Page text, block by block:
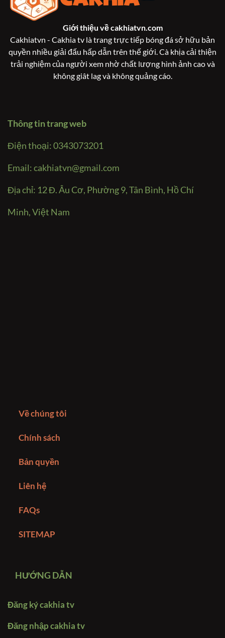
Giới thiệu vềcakhiatvn.com
Cakhiatvn - Cakhia tv là trang trực tiếp bóng đá sở hữu bản
quyền nhiều giải đấu hấp dẫn trên thế giới. Cà khịa cải thiện
trải nghiệm của người xem nhờ chất lượng hình ảnh cao và
không giât lag và không quảng cáo.
Thông tin trang web
Điện thoại: 0343073201
Email:cakhiatvn@gmail.com
Địa chỉ: 12 Đ. Âu Cơ, Phường 9, Tân Bình, Hồ Chí
Minh, Việt Nam
Về chúng tôi
Chính sách
Bản quyền
Liên hệ
FAQs
SITEMAP
HƯỚNG DẪN
Đăng ký cakhia tv
Đăng nhập cakhia tv